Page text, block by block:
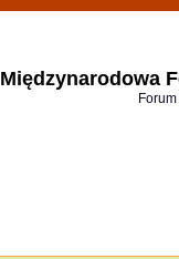
Międzynarodowa